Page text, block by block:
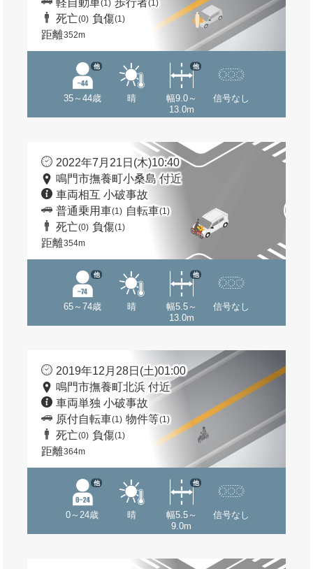
軽自動車(1) 歩行者(1)
死亡(0) 負傷(1)
距離352m
35～44歳
他
晴
幅9.0～
13.0m
他
信号なし
2022年7月21日(木)10:40
鳴門市撫養町小桑島 付近
車両相互 小破事故
普通乗用車(1) 自転車(1)
死亡(0) 負傷(1)
距離354m
65～74歳
他
晴
幅5.5～
13.0m
他
信号なし
2019年12月28日(土)01:00
鳴門市撫養町北浜 付近
車両単独 小破事故
原付自転車(1) 物件等(1)
死亡(0) 負傷(1)
距離364m
0～24歳
他
晴
幅5.5～
9.0m
他
信号なし